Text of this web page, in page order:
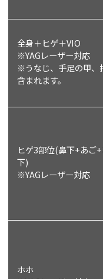
全身＋ヒゲ＋VIO
※YAGレーザー対応
※うなじ、手足の甲、
含まれます。
ヒゲ3部位(鼻下+あご
下)
※YAGレーザー対応
ホホ